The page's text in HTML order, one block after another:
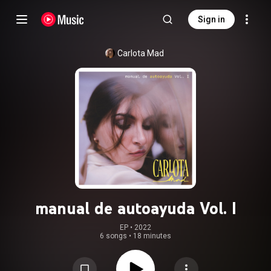
Sign in
Carlota Mad
manual de autoayuda Vol. I
EP • 2022
6 songs • 18 minutes